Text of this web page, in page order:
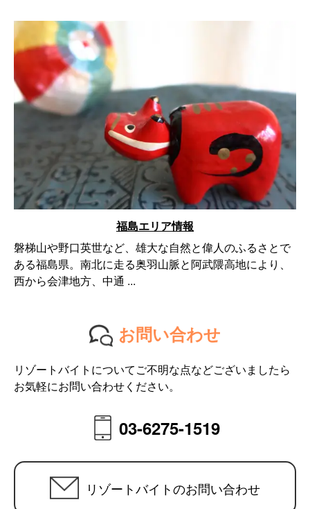
福島エリア情報
磐梯山や野口英世など、雄大な自然と偉人のふるさとで
ある福島県。南北に走る奥羽山脈と阿武隈高地により、
西から会津地方、中通 ...
お問い合わせ
リゾートバイトについてご不明な点などございましたら
お気軽にお問い合わせください。
03-6275-1519
リゾートバイトのお問い合わせ